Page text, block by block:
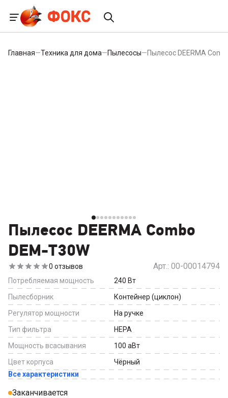
Главная—Техника для дома—Пылесосы—Пылесос DEERMA
Пылесос DEERMA Combo
DEM-T30W
0 отзывов Арт.: 00-00014794
Потребляемая мощность 240 Вт
Пылесборник
Контейнер (циклон)
Регулятор мощности
На ручке
Тип фильтра
HEPA
Мощность всасывания
100 аВт
Цвет корпуса
Чёрный
Все характеристики
Заканчивается